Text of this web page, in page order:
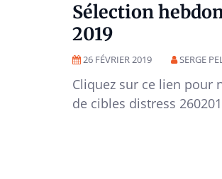
Sélection
2019
26 FÉVRIER 2019 SERGE
Cliquez sur ce lien pour
de cibles distress